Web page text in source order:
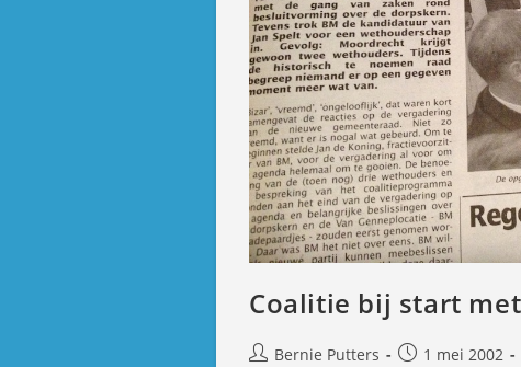
Coalitie bij start
BerichtBernie Putters
Bericht1 mei 2002